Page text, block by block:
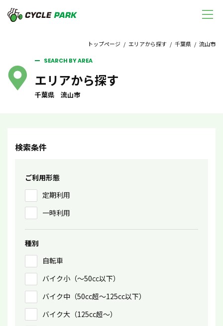
トップページ / エリアから探す / 千葉県 / 流山市
SEARCH BY AREA
エリアから探す
千葉県 流山市
検索条件
ご利用形態
定期利用
一時利用
種別
自転車
バイク小（〜50㏄以下）
バイク中（50cc超〜125cc以下）
バイク大（125cc超〜）